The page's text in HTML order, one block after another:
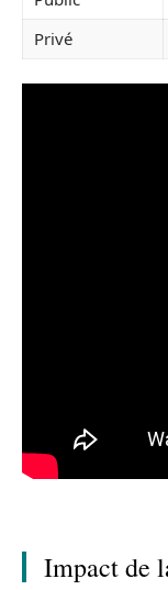
Privé
Impact de